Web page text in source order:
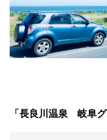
朝食 広間
夕食 レス
「長良川温泉 岐阜